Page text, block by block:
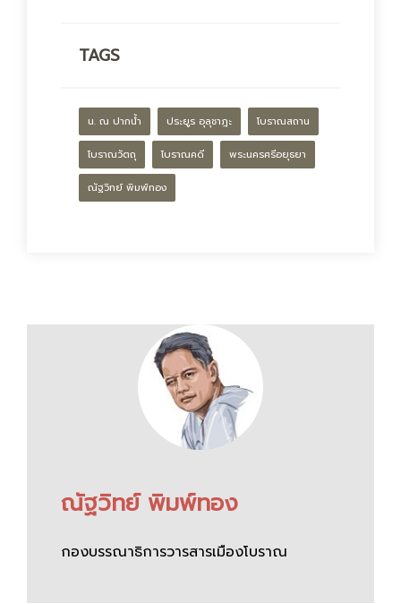
TAGS
น. ณ ปากน้ำ ประยูร อุลุชาฎะ โบราณสถาน
โบราณวัตถุ โบราณคดี พระนครศรีอยุธยา
ณัฐวิทย์ พิมพ์ทอง
ณัฐวิทย์ พิมพ์ทอง
กองบรรณาธิการวารสารเมืองโบราณ